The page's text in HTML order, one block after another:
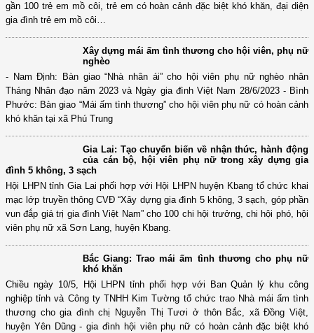
19/5/2023, Hội LHPN tỉnh Hưng Yên phối hợp với Hội Nữ doanh nhân
tỉnh, Đài phát thanh, truyền hình tỉnh tổ chức chương trình “Mẹ đỡ đầu -
gần 100 trẻ em mồ côi, trẻ em có hoàn cảnh đặc biệt khó khăn, đại diện
gia đình trẻ em mồ côi…
Xây dựng mái ấm tình thương cho hội viên, phụ nữ
nghèo
- Nam Định: Bàn giao “Nhà nhân ái” cho hội viên phụ nữ nghèo nhân
Phước: Bàn giao “Mái ấm tình thương” cho hội viên phụ nữ có hoàn cảnh
khó khăn tại xã Phú Trung
Gia Lai: Tạo chuyển biến về nhận thức, hành động
của cán bộ, hội viên phụ nữ trong xây dựng gia
đình 5 không, 3 sạch
Hội LHPN tỉnh Gia Lai phối hợp với Hội LHPN huyện Kbang tổ chức khai
vun đắp giá trị gia đình Việt Nam” cho 100 chi hội trưởng, chi hội phó, hội
viên phụ nữ xã Sơn Lang, huyện Kbang.
Bắc Giang: Trao mái ấm tình thương cho phụ nữ
khó khăn
Chiều ngày 10/5, Hội LHPN tỉnh phối hợp với Ban Quản lý khu công